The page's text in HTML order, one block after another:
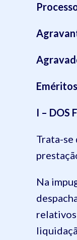
I – DOS
Trata-se
Na
relativos